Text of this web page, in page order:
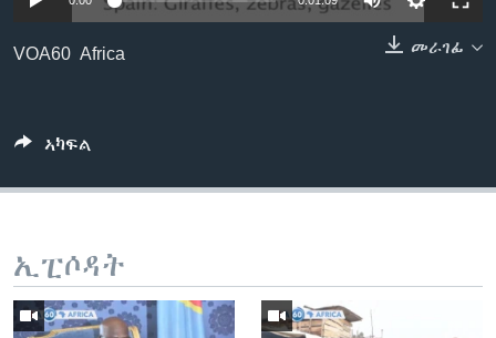
ቂሔ ጽልሚ
ቋንቋታት መራገፊ
VOA60 Africa
ኣካፍል
ኢፒሶዳት